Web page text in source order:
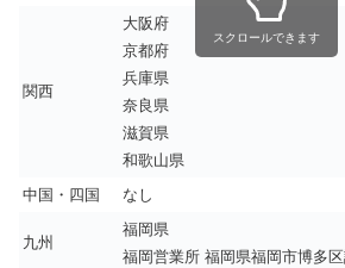
関西
大阪府
京都府
兵庫県
奈良県
滋賀県
和歌山県
中国・四国
なし
九州
福岡県
福岡営業所 福岡県福岡市博多
スクロールできます